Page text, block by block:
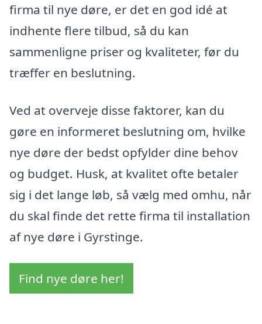
firma til nye døre, er det en god idé at
indhente flere tilbud, så du kan
sammenligne priser og kvaliteter, før du
træffer en beslutning.
Ved at overveje disse faktorer, kan du
gøre en informeret beslutning om, hvilke
nye døre der bedst opfylder dine behov
og budget. Husk, at kvalitet ofte betaler
sig i det lange løb, så vælg med omhu, når
du skal finde det rette firma til installation
af nye døre i Gyrstinge.
Find nye døre her!